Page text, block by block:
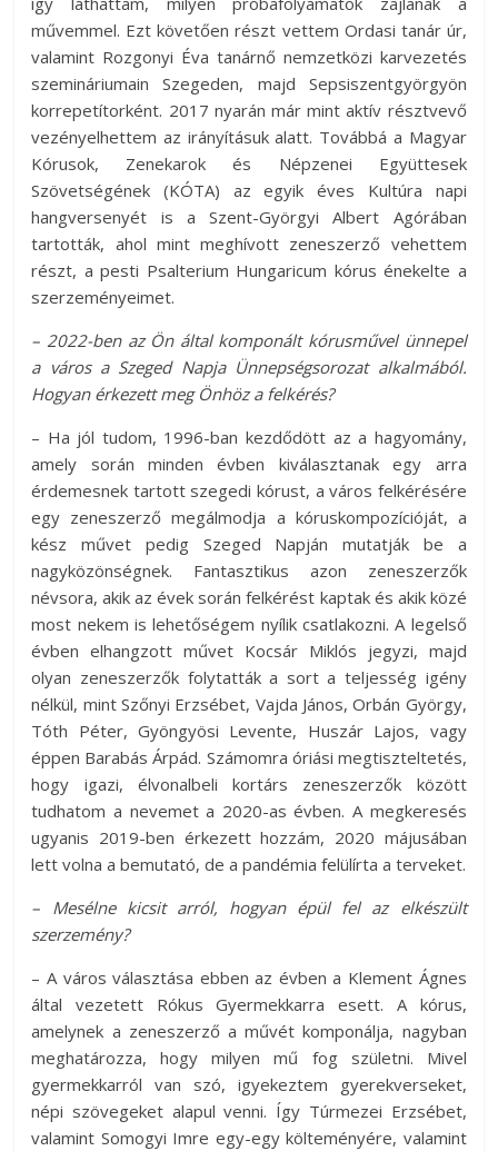
művemmel. Ezt követően részt vettem Ordasi tanár úr,
valamint Rozgonyi Éva tanárnő nemzetközi karvezetés
szemináriumain Szegeden, majd Sepsiszentgyörgyön
korrepetítorként. 2017 nyarán már mint aktív résztvevő
vezényelhettem az irányításuk alatt. Továbbá a Magyar
Kórusok, Zenekarok és Népzenei Együttesek
Szövetségének (KÓTA) az egyik éves Kultúra napi
hangversenyét is a Szent-Györgyi Albert Agórában
tartották, ahol mint meghívott zeneszerző vehettem
részt, a pesti Psalterium Hungaricum kórus énekelte a
szerzeményeimet.
– 2022-ben az Ön által komponált kórusművel ünnepel
a város a Szeged Napja Ünnepségsorozat alkalmából.
Hogyan érkezett meg Önhöz a felkérés?
– Ha jól tudom, 1996-ban kezdődött az a hagyomány,
amely során minden évben kiválasztanak egy arra
érdemesnek tartott szegedi kórust, a város felkérésére
egy zeneszerző megálmodja a kóruskompozícióját, a
kész művet pedig Szeged Napján mutatják be a
nagyközönségnek. Fantasztikus azon zeneszerzők
névsora, akik az évek során felkérést kaptak és akik közé
most nekem is lehetőségem nyílik csatlakozni. A legelső
évben elhangzott művet Kocsár Miklós jegyzi, majd
olyan zeneszerzők folytatták a sort a teljesség igény
nélkül, mint Szőnyi Erzsébet, Vajda János, Orbán György,
Tóth Péter, Gyöngyösi Levente, Huszár Lajos, vagy
éppen Barabás Árpád. Számomra óriási megtiszteltetés,
hogy igazi, élvonalbeli kortárs zeneszerzők között
tudhatom a nevemet a 2020-as évben. A megkeresés
ugyanis 2019-ben érkezett hozzám, 2020 májusában
lett volna a bemutató, de a pandémia felülírta a terveket.
– Mesélne kicsit arról, hogyan épül fel az elkészült
szerzemény?
– A város választása ebben az évben a Klement Ágnes
által vezetett Rókus Gyermekkarra esett. A kórus,
amelynek a zeneszerző a művét komponálja, nagyban
meghatározza, hogy milyen mű fog születni. Mivel
gyermekkarról van szó, igyekeztem gyerekverseket,
népi szövegeket alapul venni. Így Túrmezei Erzsébet,
valamint Somogyi Imre egy-egy költeményére, valamint